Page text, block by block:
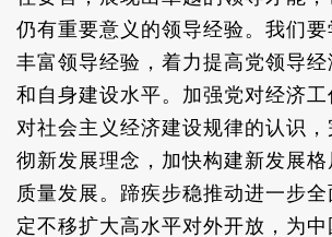
仍有重要意义的领导经验。我们
丰富领导经验，着力提高党领导
和自身建设水平。加强党对经济
对社会主义经济建设规律的认识
彻新发展理念，加快构建新发展
质量发展。蹄疾步稳推动进一步
定不移扩大高水平对外开放，为中